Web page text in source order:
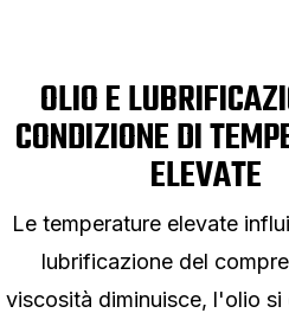
OLIO E
CONDIZIONE DI
ELEVATE
Le temperature elevate
lubrificazione del
viscosità diminuisce, l'olio si